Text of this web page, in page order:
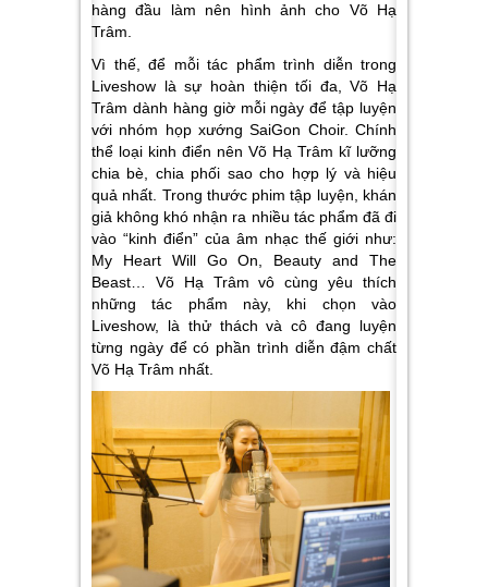
hàng đầu làm nên hình ảnh cho Võ Hạ
Trâm.
Vì thế, để mỗi tác phẩm trình diễn trong
Liveshow là sự hoàn thiện tối đa, Võ Hạ
Trâm dành hàng giờ mỗi ngày để tập luyện
với nhóm họp xướng SaiGon Choir. Chính
thể loại kinh điển nên Võ Hạ Trâm kĩ lưỡng
chia bè, chia phối sao cho hợp lý và hiệu
quả nhất. Trong thước phim tập luyện, khán
giả không khó nhận ra nhiều tác phẩm đã đi
vào “kinh điển” của âm nhạc thế giới như:
My Heart Will Go On, Beauty and The
Beast… Võ Hạ Trâm vô cùng yêu thích
những tác phẩm này, khi chọn vào
Liveshow, là thử thách và cô đang luyện
từng ngày để có phần trình diễn đậm chất
Võ Hạ Trâm nhất.